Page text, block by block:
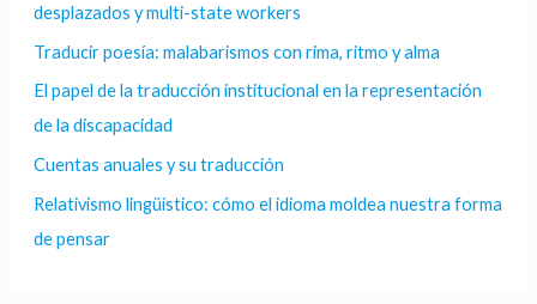
desplazados y multi-state workers
Traducir poesía: malabarismos con rima, ritmo y alma
El papel de la traducción institucional en la representación
de la discapacidad
Cuentas anuales y su traducción
Relativismo lingüístico: cómo el idioma moldea nuestra forma
de pensar